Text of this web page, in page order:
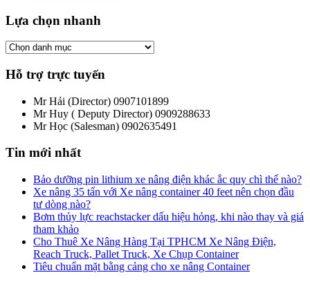
Lựa chọn nhanh
Hỗ trợ trực tuyến
Mr Hải (Director) 0907101899
Mr Huy ( Deputy Director) 0909288633
Mr Học (Salesman) 0902635491
Tin mới nhất
Bảo dưỡng pin lithium xe nâng điện khác ắc quy chì thế nào?
Xe nâng 35 tấn với Xe nâng container 40 feet nên chọn đầu
tư dòng nào?
Bơm thủy lực reachstacker dấu hiệu hỏng, khi nào thay và giá
tham khảo
Cho Thuê Xe Nâng Hàng Tại TPHCM Xe Nâng Điện,
Reach Truck, Pallet Truck, Xe Chụp Container
Tiêu chuẩn mặt bằng cảng cho xe nâng Container